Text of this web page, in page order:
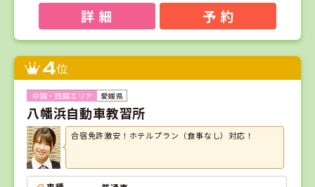
詳 細 予 約
4位
愛媛県
八幡浜自動車教習所
合宿免許激安！ホテルプラン（食事なし）対応！